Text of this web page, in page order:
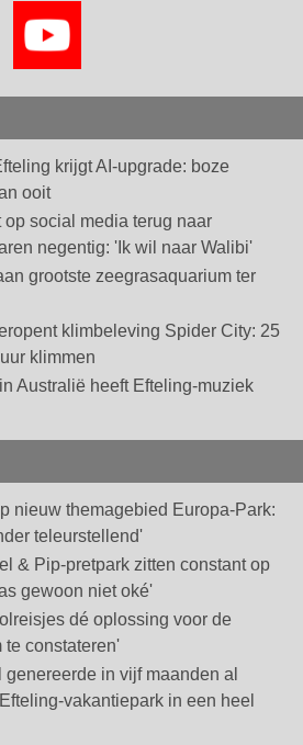
krijgt AI-upgrade: boze
ooit
social media terug naar
negentig: 'Ik wil naar Walibi'
grootste zeegrasaquarium ter
klimbeleving Spider City: 25
klimmen
Australië heeft Efteling-muziek
nieuw themagebied Europa-Park:
teleurstellend'
& Pip-pretpark zitten constant op
gewoon niet oké'
dé oplossing voor de
te constateren'
in vijf maanden al
vakantiepark in een heel